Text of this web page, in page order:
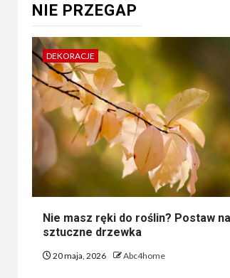
NIE PRZEGAP
DEKORACJE
Nie masz ręki do roślin? Postaw na
sztuczne drzewka
20 maja, 2026 Abc4home